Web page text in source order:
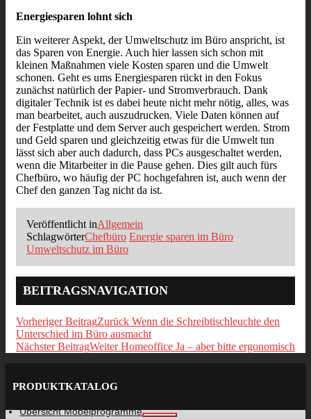
Energiesparen lohnt sich
Ein weiterer Aspekt, der Umweltschutz im Büro anspricht, ist
das Sparen von Energie. Auch hier lassen sich schon mit
kleinen Maßnahmen viele Kosten sparen und die Umwelt
schonen. Geht es ums Energiesparen rückt in den Fokus
zunächst natürlich der Papier- und Stromverbrauch. Dank
digitaler Technik ist es dabei heute nicht mehr nötig, alles, was
man bearbeitet, auch auszudrucken. Viele Daten können auf
der Festplatte und dem Server auch gespeichert werden. Strom
und Geld sparen und gleichzeitig etwas für die Umwelt tun
lässt sich aber auch dadurch, dass PCs ausgeschaltet werden,
wenn die Mitarbeiter in die Pause gehen. Dies gilt auch fürs
Chefbüro, wo häufig der PC hochgefahren ist, auch wenn der
Chef den ganzen Tag nicht da ist.
Veröffentlicht inAllgemein
SchlagwörterChefbüro Energie sparen im Büro
Umweltschutz im Büro
BEITRAGSNAVIGATION
Vorheriger BeitragZurück Wenn die Schreibtischleuchte den
Unterschied im Büro ausmacht
Nächster BeitragWeiter Homeoffice Ja – aber bitte ergonomisch
PRODUKTKATALOG
Übersicht Möbelprogramme